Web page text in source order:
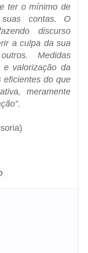
ter o mínimo de
suas contas. O
discurso
a culpa da sua
Medidas
valorização da
eficientes do que
meramente